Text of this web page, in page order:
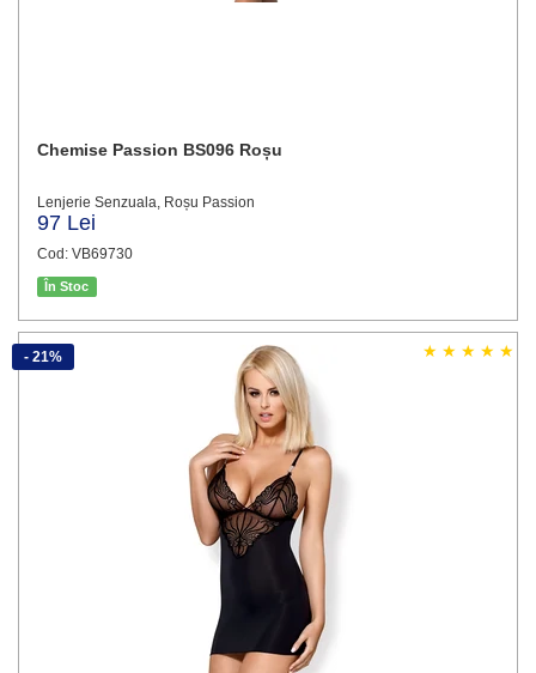
Chemise Passion BS096 Roșu
Lenjerie Senzuala, Roșu Passion
97 Lei
Cod: VB69730
În Stoc
- 21%